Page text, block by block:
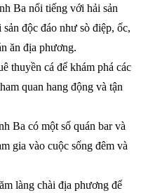
Ba nổi tiếng với hải sản
độc đáo như sò điệp, ốc,
ăn địa phương.
thuyền cá để khám phá các
quan hang động và tận
Ba có một số quán bar và
gia vào cuộc sống đêm và
làng chài địa phương để